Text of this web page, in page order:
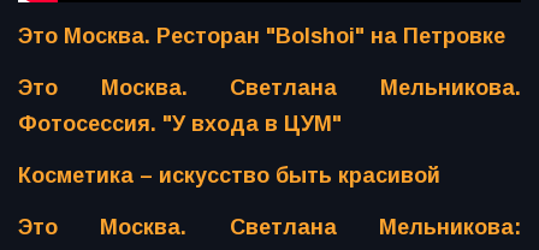
Это Москва. Ресторан "Bolshoi" на Петровке
Это Москва. Светлана Мельникова.
Фотосессия. "У входа в ЦУМ"
Косметика – искусство быть красивой
Это Москва. Светлана Мельникова: